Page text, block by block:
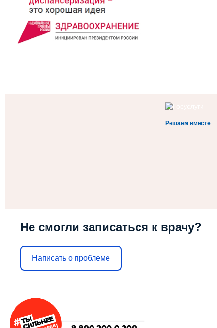
Решаем вместе
Не смогли записаться к врачу?
Написать о проблеме